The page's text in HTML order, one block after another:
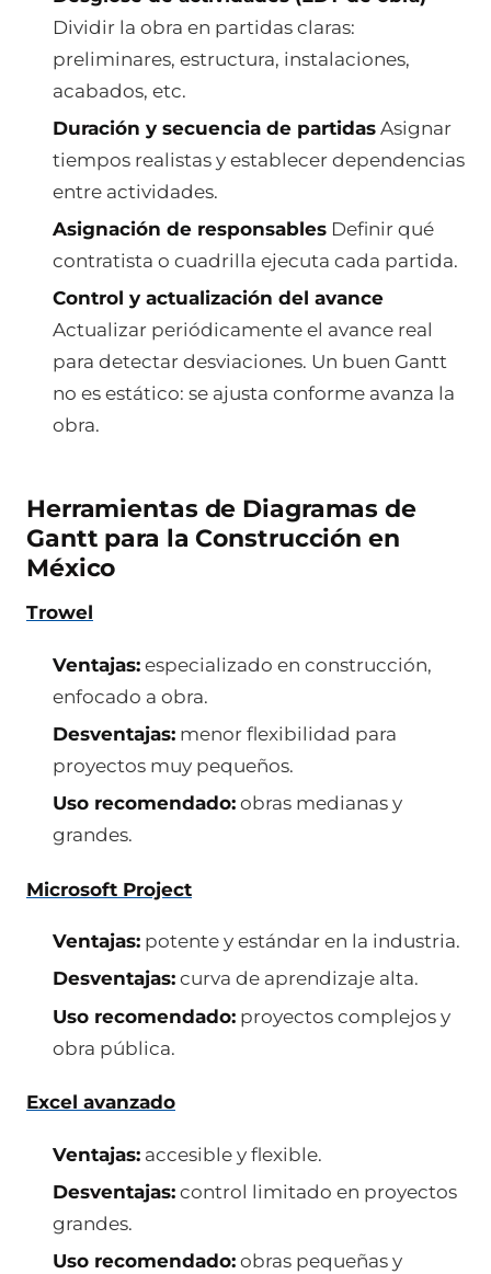
Dividir la obra en partidas claras:
preliminares, estructura, instalaciones,
acabados, etc.
Duración y secuencia de partidasAsignar
tiempos realistas y establecer dependencias
entre actividades.
Asignación de responsablesDefinir qué
contratista o cuadrilla ejecuta cada partida.
Control y actualización del avance
Actualizar periódicamente el avance real
para detectar desviaciones. Un buen Gantt
no es estático: se ajusta conforme avanza la
obra.
Herramientas de Diagramas de
Gantt para la Construcción en
México
Trowel
Ventajas:especializado en construcción,
enfocado a obra.
Desventajas:menor flexibilidad para
proyectos muy pequeños.
Uso recomendado:obras medianas y
grandes.
Microsoft Project
Ventajas:potente y estándar en la industria.
Desventajas:curva de aprendizaje alta.
Uso recomendado:proyectos complejos y
obra pública.
Excel avanzado
Ventajas:accesible y flexible.
Desventajas:control limitado en proyectos
grandes.
Uso recomendado:obras pequeñas y